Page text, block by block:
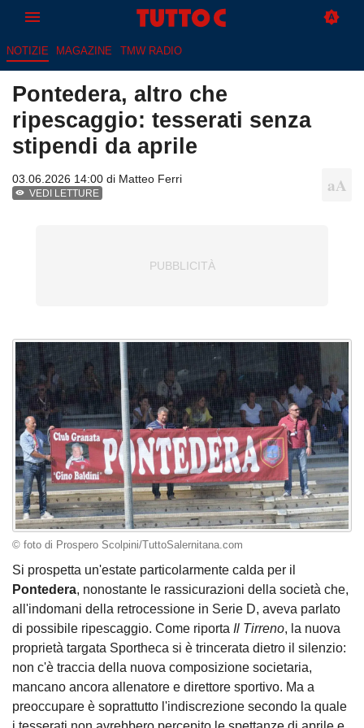
NOTIZIE MAGAZINE TMW RADIO
Pontedera, altro che
ripescaggio: tesserati senza
stipendi da aprile
03.06.2026 14:00 di Matteo Ferri
VEDI LETTURE
© foto di Prospero Scolpini/TuttoSalernitana.com
Si prospetta un'estate particolarmente calda per il
Pontedera, nonostante le rassicurazioni della società che,
all'indomani della retrocessione in Serie D, aveva parlato
di possibile ripescaggio. Come riporta Il Tirreno, la nuova
proprietà targata Sportheca si è trincerata dietro il silenzio:
non c'è traccia della nuova composizione societaria,
mancano ancora allenatore e direttore sportivo. Ma a
preoccupare è soprattutto l'indiscrezione secondo la quale